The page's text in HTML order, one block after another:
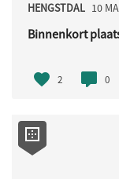
HENGSTDAL 10
Binnenkort
2 0